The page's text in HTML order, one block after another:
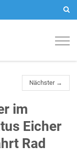
Nächster →
im
Eicher
Rad